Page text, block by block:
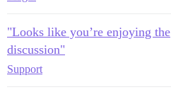
"Looks like you’re enjoying the
discussion"
Support